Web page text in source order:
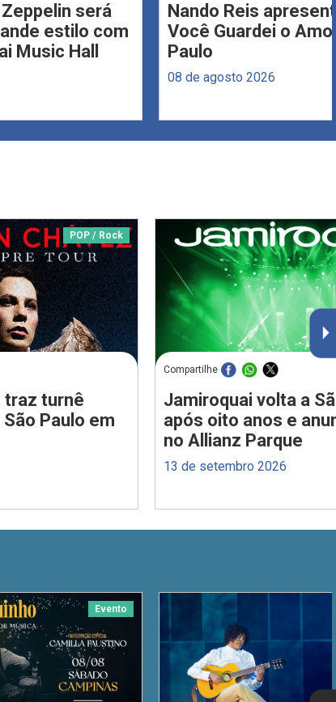
será
estilo com
Music Hall
Nando Reis
Você Guardei o
Paulo
08 de agosto 2026
POP / Rock
traz turnê
Paulo em
Compartilhe
Jamiroquai volta a
após oito anos e
no Allianz Parque
13 de setembro 2026
Evento